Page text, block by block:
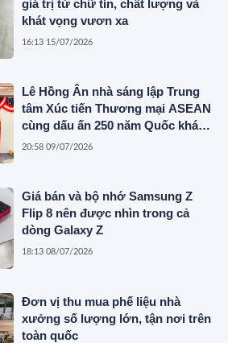
giá trị từ chữ tín, chất lượng và
khát vọng vươn xa
16:13 15/07/2026
Lê Hồng Ân nhà sáng lập Trung
tâm Xúc tiến Thương mại ASEAN
cùng dấu ấn 250 năm Quốc khánh
Hoa Kỳ
20:58 09/07/2026
Giá bán và bộ nhớ Samsung Z
Flip 8 nên được nhìn trong cả
dòng Galaxy Z
18:13 08/07/2026
Đơn vị thu mua phế liệu nhà
xưởng số lượng lớn, tận nơi trên
toàn quốc